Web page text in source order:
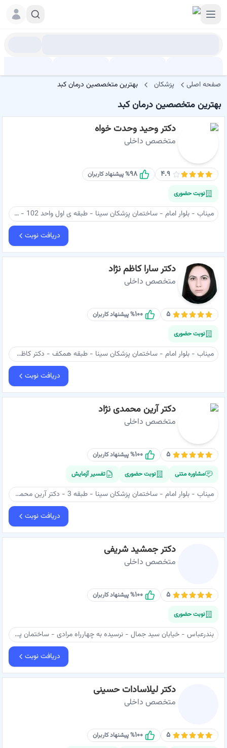
صفحه اصلی پزشکان بهترین متخصصین درمان کبد
بهترین متخصصین درمان کبد
دکتر وحید وحدت خواه
متخصص داخلی
۴.۹ ۹۸% پیشنهاد کاربران
نوبت حضوری
میناب - بلوار امام - ساختمان پزشکان سینا - طبقه ی اول واحد 102 - دکتر وحدت خواه
دریافت نوبت
دکتر سارا کاظم نژاد
متخصص داخلی
۵ ۱۰۰% پیشنهاد کاربران
نوبت حضوری
میناب - بلوار امام - ساختمان پزشکان سینا - طبقه همکف - دکتر کاظم نژاد
دریافت نوبت
دکتر آرین محمدی نژاد
متخصص داخلی
۵ ۱۰۰% پیشنهاد کاربران
مشاوره متنی نوبت حضوری تفسیر آزمایش
میناب - بلوار امام - ساختمان پزشکان سینا - طبقه 3 - دکتر آرین محمدی نژاد
دریافت نوبت
دکتر جمشید شریفی
متخصص داخلی
۵ ۱۰۰% پیشنهاد کاربران
نوبت حضوری
بندرعباس - خیابان سید جمال - نرسیده به چهارراه مرادی - ساختمان پزشکان پارسیان - طبقه ۵ - دکتر شریفی
دریافت نوبت
دکتر لیلاسادات حسینی
متخصص داخلی
۵ ۱۰۰% پیشنهاد کاربران